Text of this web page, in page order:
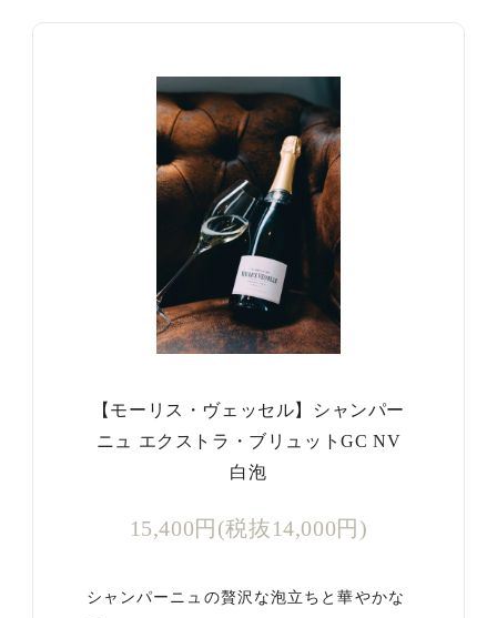
【モーリス・ヴェッセル】シャンパー
ニュ エクストラ・ブリュットGC NV
白泡
15,400円(税抜14,000円)
シャンパーニュの贅沢な泡立ちと華やかな